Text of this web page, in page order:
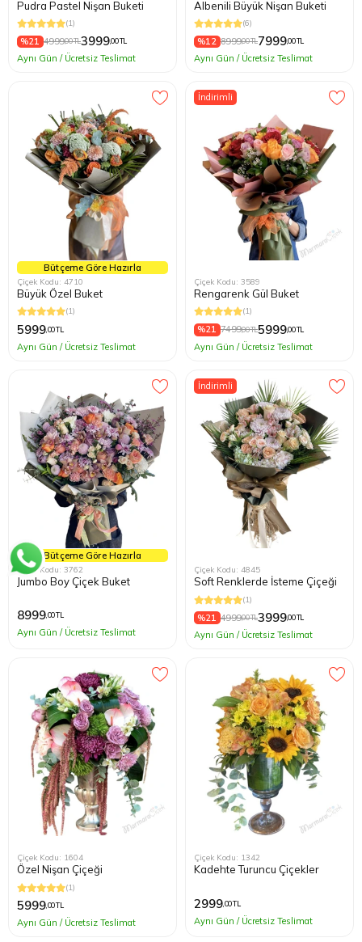
Pudra Pastel Nişan Buketi
(1)
%21 4999,00 TL3999,00 TL
Aynı Gün / Ücretsiz Teslimat
Albenili Büyük Nişan Buketi
(6)
%12 8999,00 TL7999,00 TL
Aynı Gün / Ücretsiz Teslimat
Bütçeme Göre Hazırla
Çiçek Kodu: 4710
Büyük Özel Buket
(1)
5999,00 TL
Aynı Gün / Ücretsiz Teslimat
İndirimli
Çiçek Kodu: 3589
Rengarenk Gül Buket
(1)
%21 7499,00 TL5999,00 TL
Aynı Gün / Ücretsiz Teslimat
Bütçeme Göre Hazırla
Çiçek Kodu: 3762
Jumbo Boy Çiçek Buket
8999,00 TL
Aynı Gün / Ücretsiz Teslimat
İndirimli
Çiçek Kodu: 4845
Soft Renklerde İsteme Çiçeği
(1)
%21 4999,00 TL3999,00 TL
Aynı Gün / Ücretsiz Teslimat
Çiçek Kodu: 1604
Özel Nişan Çiçeği
(1)
5999,00 TL
Aynı Gün / Ücretsiz Teslimat
Çiçek Kodu: 1342
Kadehte Turuncu Çiçekler
2999,00 TL
Aynı Gün / Ücretsiz Teslimat